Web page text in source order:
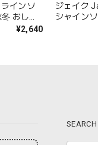
インソ
おしゃ
プレゼン
¥2,640
ジェイク
シャイン
産 リネン
SEARCH